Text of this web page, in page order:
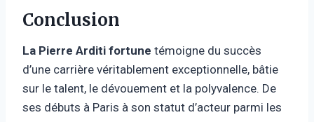
Conclusion
La Pierre Arditi fortune témoigne du succès
d’une carrière véritablement exceptionnelle, bâtie
sur le talent, le dévouement et la polyvalence. De
ses débuts à Paris à son statut d’acteur parmi les